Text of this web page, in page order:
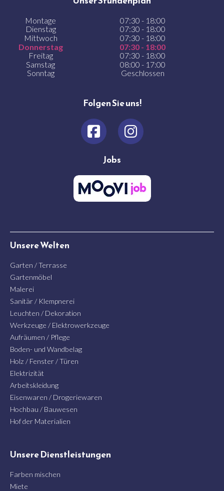
Montage
07:30 - 18:00
Dienstag
07:30 - 18:00
Mittwoch
07:30 - 18:00
Donnerstag
07:30 - 18:00
Freitag
07:30 - 18:00
Samstag
08:00 - 17:00
Sonntag
Geschlossen
Folgen Sie uns!
Jobs
Unsere Welten
Garten / Terrasse
Gartenmöbel
Malerei
Sanitär / Klempnerei
Leuchten / Dekoration
Werkzeuge / Elektrowerkzeuge
Aufräumen / Pflege
Boden- und Wandbelag
Holz / Fenster / Türen
Elektrizität
Arbeitskleidung
Eisenwaren / Drogeriewaren
Hochbau / Bauwesen
Hof der Materialien
Unsere Dienstleistungen
Farben mischen
Miete